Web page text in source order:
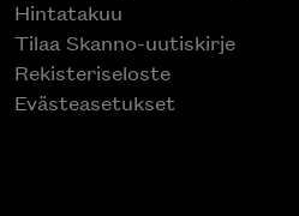
Hintatakuu
Tilaa Skanno-uutiskirje
Rekisteriseloste
Evästeasetukset